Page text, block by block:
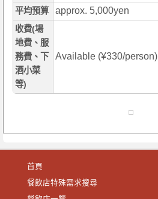
平均預算 approx. 5,000yen
收費(場
地費、服
務費、下
酒小菜
等)
Available (¥330/person)
首頁
餐飲店特殊需求搜尋